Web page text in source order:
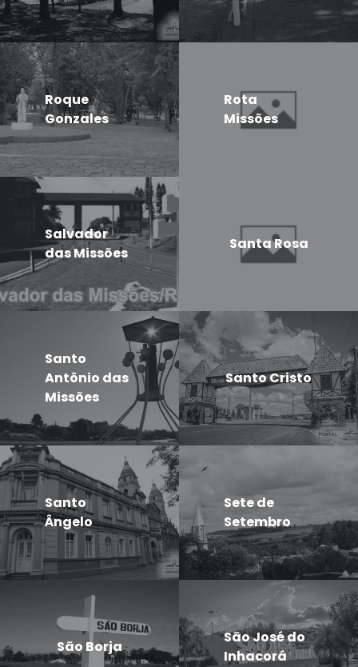
Roque
Gonzales
Rota
Missões
Salvador
das Missões
Santa Rosa
Santo
Antônio das
Missões
Santo Cristo
Santo
Ângelo
Sete de
Setembro
São Borja
São José do
Inhacorá